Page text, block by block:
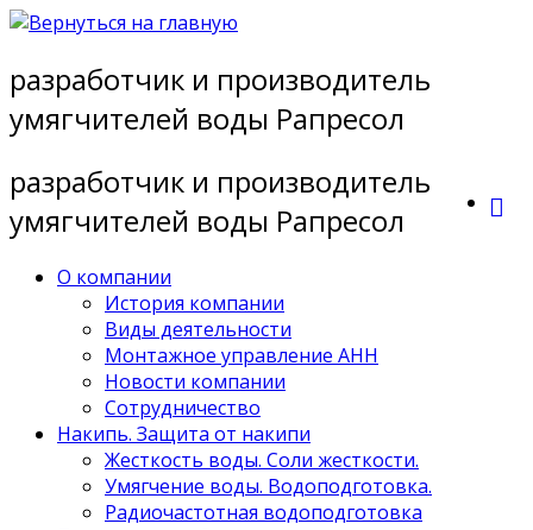
Перейти
содержимому
разработчик и производитель
умягчителей воды Рапресол
разработчик и производитель
умягчителей воды Рапресол
О компании
История компании
Виды деятельности
Монтажное управление АНН
Новости компании
Сотрудничество
Накипь. Защита от накипи
Жесткость воды. Соли жесткости.
Умягчение воды. Водоподготовка.
Радиочастотная водоподготовка